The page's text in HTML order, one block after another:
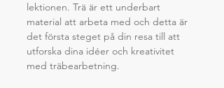
lektionen. Trä är ett underbart
material att arbeta med och detta är
det första steget på din resa till att
utforska dina idéer och kreativitet
med träbearbetning.